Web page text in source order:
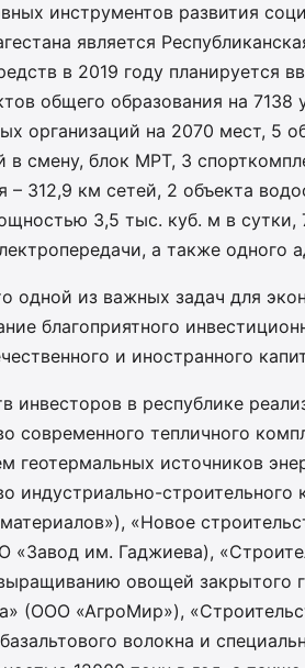
инструментов развития
является
в 2019 году планируется
общего образования на
организаций на 2070 мест, 5
в смену, блок МРТ, 3
– 312,9 км сетей, 2 объекта
3,5 тыс. куб. м в сутки,
а также одного
одной из важных задач для
благоприятного
и иностранного
инвесторов в республике
современного тепличного
геотермальных источников
индустриально-
«Новое
«Завод им. Гаджиева),
овощей закрытого
(ООО «АгроМир»),
волокна и